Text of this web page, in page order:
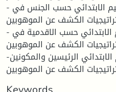
- لا توجد فروق بين أساتذة التعليم الابتدائي حسب الجنس في
الكشف عن الموهوبين.
- توجد فروق بين أساتذة التعليم الابتدائي حسب الاقدمية في
الكشف عن الموهوبين.
-توجد فروق بين أساتذة التعليم الابتدائي الرئيسين والمكونين